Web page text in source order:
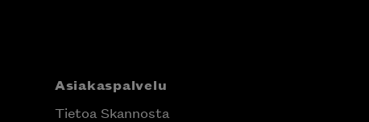
Asiakaspalvelu
Tietoa Skannosta